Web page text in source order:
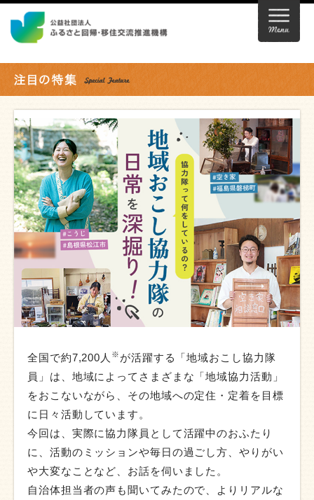
全国で約7,200人 ※ が活躍する「地域おこし協力隊
員」は、地域によってさまざまな「地域協力活動」
をおこないながら、その地域への定住・定着を目標
に日々活動しています。
今回は、実際に協力隊員として活躍中のおふたり
に、活動のミッションや毎日の過ごし方、やりがい
や大変なことなど、お話を伺いました。
自治体担当者の声も聞いてみたので、よりリアルな